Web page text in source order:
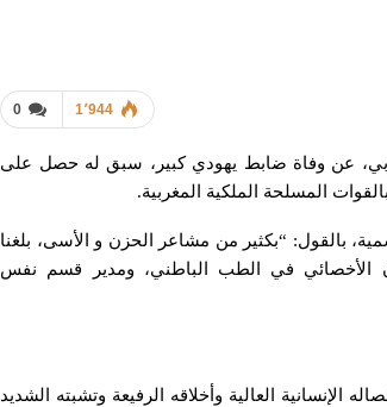
0 1٬944
عن وفاة ضابط يهودي كبير، سبق له حصل على
المسلحة الملكية المغربية.
بالقول: “بكثير من مشاعر الحزن و الأسى، بلغنا
الأخصائي في الطب الباطني، ومدير قسم نفس
العالية وأخلاقه الرفيعة وتشبته الشديد